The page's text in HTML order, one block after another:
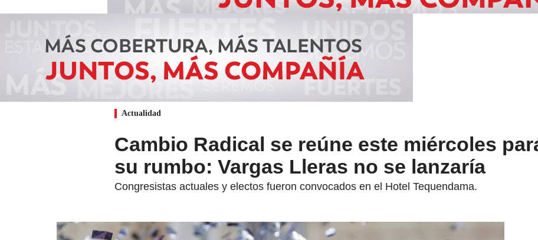
Actualidad
Cambio Radical se reúne este miércoles
su rumbo: Vargas Lleras no se lanzaría
Congresistas actuales y electos fueron convocados en el Hotel Tequendama.